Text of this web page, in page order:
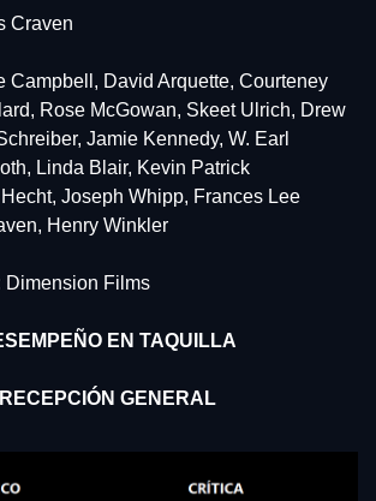
Craven
Campbell, David Arquette, Courteney
Rose McGowan, Skeet Ulrich, Drew
Jamie Kennedy, W. Earl
Linda Blair, Kevin Patrick
Joseph Whipp, Frances Lee
Henry Winkler
Dimension Films
EN TAQUILLA
RECEPCIÓN GENERAL